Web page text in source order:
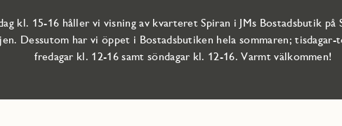
kl. 15-16 håller vi visning av kvarteret Spiran i JMs Bostadsbutik på
Dessutom har vi öppet i Bostadsbutiken hela sommaren; tisdagar-
fredagar kl. 12-16 samt söndagar kl. 12-16. Varmt välkommen!